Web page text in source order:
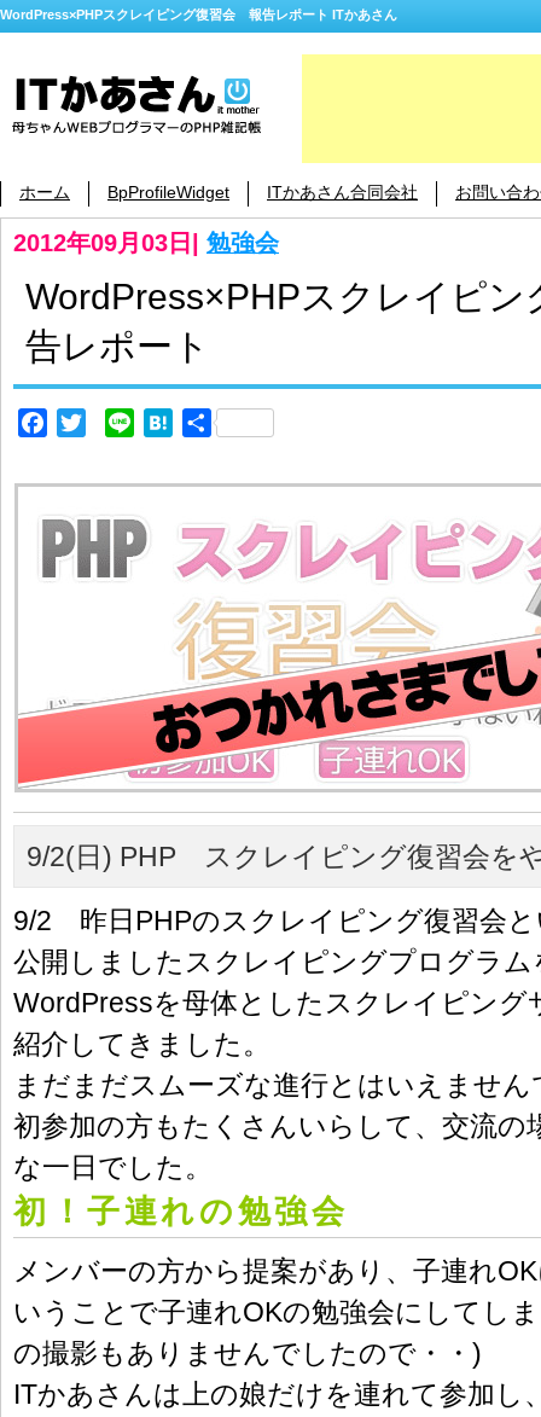
WordPress×PHPスクレイピング復習会 報告レポート ITかあさん
ホーム BpProfileWidget ITかあさん合同会社 お問い合
2012年09月03日 勉強会
WordPress×PHPスクレイピ
告レポート
Facebook
Twitter Line Hatena
共
9/2(日) PHP スクレイピング復習会を
9/2 昨日PHPのスクレイピング復習会
公開しましたスクレイピングプログラム
WordPressを母体としたスクレイピング
紹介してきました。
まだまだスムーズな進行とはいえませ
初参加の方もたくさんいらして、交流の
な一日でした。
初！子連れの勉強会
メンバーの方から提案があり、子連れ
いうことで子連れOKの勉強会にしてし
の撮影もありませんでしたので・・)
ITかあさんは上の娘だけを連れて参加し